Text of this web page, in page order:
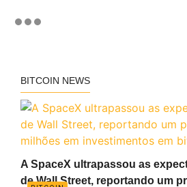
BITCOIN NEWS
A SpaceX ultrapassou as
de Wall Street, reportando um